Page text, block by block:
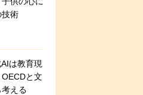
技術
は教育現
と文
える